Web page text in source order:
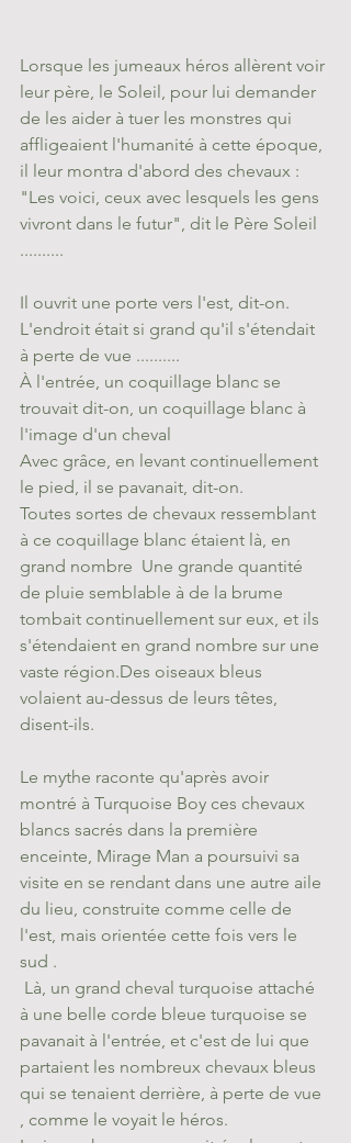
Lorsque les jumeaux héros allèrent voir
leur père, le Soleil, pour lui demander
de les aider à tuer les monstres qui
affligeaient l'humanité à cette époque,
il leur montra d'abord des chevaux :
"Les voici, ceux avec lesquels les gens
vivront dans le futur", dit le Père Soleil
..........
Il ouvrit une porte vers l'est, dit-on.
L'endroit était si grand qu'il s'étendait
à perte de vue ..........
À l'entrée, un coquillage blanc se
trouvait dit-on, un coquillage blanc à
l'image d'un cheval
Avec grâce, en levant continuellement
le pied, il se pavanait, dit-on.
Toutes sortes de chevaux ressemblant
à ce coquillage blanc étaient là, en
grand nombre  Une grande quantité
de pluie semblable à de la brume
tombait continuellement sur eux, et ils
s'étendaient en grand nombre sur une
vaste région.Des oiseaux bleus
volaient au-dessus de leurs têtes,
disent-ils.
Le mythe raconte qu'après avoir
montré à Turquoise Boy ces chevaux
blancs sacrés dans la première
enceinte, Mirage Man a poursuivi sa
visite en se rendant dans une autre aile
du lieu, construite comme celle de
l'est, mais orientée cette fois vers le
sud .
à une belle corde bleue turquoise se
pavanait à l'entrée, et c'est de lui que
partaient les nombreux chevaux bleus
qui se tenaient derrière, à perte de vue
, comme le voyait le héros.